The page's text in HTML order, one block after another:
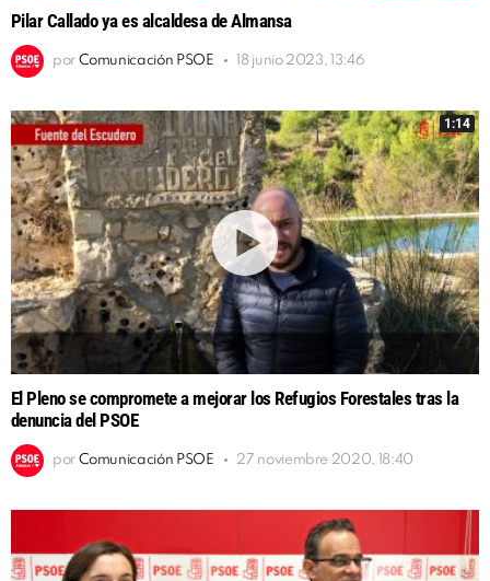
Pilar Callado ya es alcaldesa de Almansa
por Comunicación PSOE 18 junio 2023, 13:46
1:14
El Pleno se compromete a mejorar los Refugios Forestales tras la
denuncia del PSOE
por Comunicación PSOE 27 noviembre 2020, 18:40